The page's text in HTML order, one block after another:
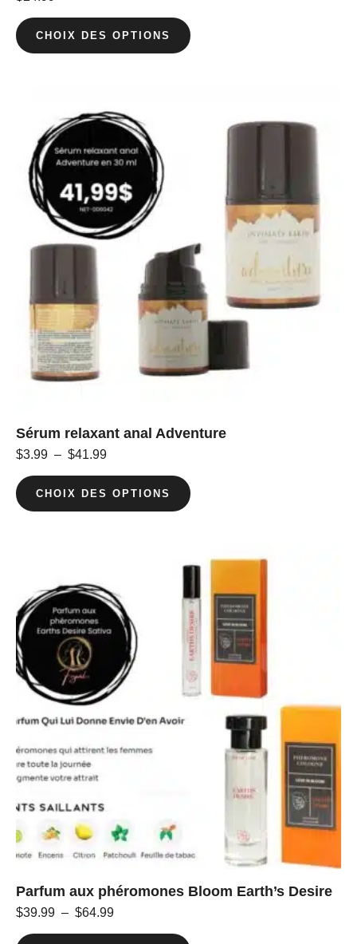
CHOIX DES OPTIONS
Sérum relaxant anal Adventure
$3.99 – $41.99
CHOIX DES OPTIONS
Parfum aux phéromones Bloom Earth’s Desire
$39.99 – $64.99